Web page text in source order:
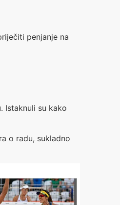
penjanje na
Istaknuli su kako
o radu, sukladno